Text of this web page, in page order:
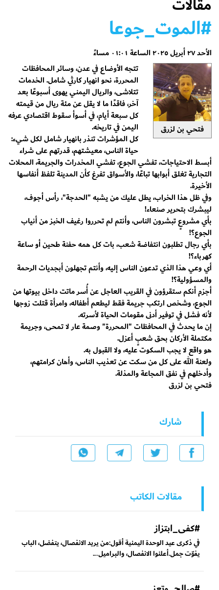
مقالات
الأحد ٢٧ أبريل ٢٠٢٥ الساعة ٠١:٠١ مساءً
فتحي بن لزرق
تتجه الأوضاع في عدن، وسائر المحافظات
المحررة، نحو انهيار كارثي شامل. الخدمات
تتلاشى، والريال اليمني يهوى أسبوعًا بعد
آخر، فاقدًا ما لا يقل عن مئة ريال من قيمته
كل سبعة أيام، في أسوأ سقوط اقتصادي عرفه
اليمن في تاريخه.
كل المؤشرات تنذر بانهيار شامل لكل شيء:
حياة الناس، معيشتهم، قدرتهم على شراء
أبسط الاحتياجات، تفشي الجوع، تفشي المخدرات والجريمة، المحلات
التجارية تغلق أبوابها تباعًا، والأسواق تفرغ كأن المدينة تلفظ أنفاسها
الأخيرة.
وفي ظل هذا الخراب، يطل عليك من يشبه "الحدجة"، رأس أجوف،
ليبشرك بتحرير صنعاء!
بأي مشروعٍ تبشرون الناس، وأنتم لم تحرروا رغيف الخبز من أنياب
الجوع؟!
بأي رجال تطلبون انتفاضة شعب، بات كل همه حفنة طحين أو ساعة
كهرباء؟!
أي وعي هذا الذي تدعون الناس إليه، وأنتم تجهلون أبجديات الرحمة
والمسؤولية؟!
أجزم أنكم ستقرؤون في القريب العاجل عن أُسر ماتت داخل بيوتها من
الجوع، وشخص ارتكب جريمة فقط ليطعم أطفاله، وامرأة قتلت زوجها
لأنه فشل في توفير أدنى مقومات الحياة لأسرته.
إن ما يحدث في المحافظات "المحررة" وصمة عار لا تمحى، وجريمة
مكتملة الأركان بحق شعبٍ أعزل.
هو واقع لا يجب السكوت عليه، ولا القبول به.
ولعنة الله على كل من سكت عن تعذيب الناس، وأهان كرامتهم،
وأدخلهم في نفق المجاعة والمذلة.
فتحي بن لزرق
شارك
مقالات الكاتب
#كفى_ابتزاز
في ذكرى عيد الوحدة اليمنية أقول:من يريد الانفصال، يتفضل، الباب
يفوّت جمل.أعلنوا الانفصال، والبراميل...